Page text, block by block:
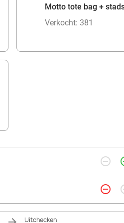
Motto tote bag +
Verkocht: 381
remove_circle_outline
remove_circle_outline
Uitchecken